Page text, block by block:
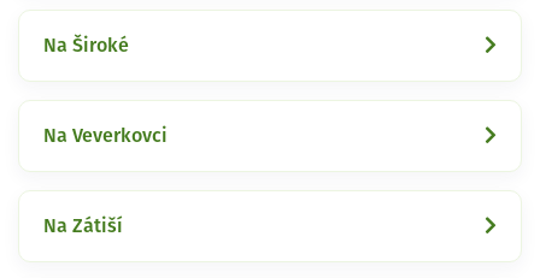
Na Široké
Na Veverkovci
Na Zátiší